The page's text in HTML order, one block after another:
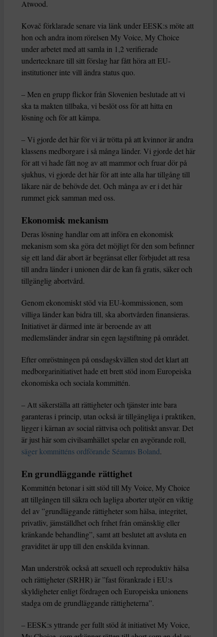
Atwood.
Kovač förklarade senare via länk under EESK:s möte att
hon och andra inom rörelsen My Voice, My Choice
under arbetet med att samla in 1,2 verifierade
undertecknare till sitt förslag har fått höra att EU-
institutioner inte vill ändra status quo.
– Men en grupp flickor från Slovenien beslutade att vi
ska ta makten tillbaka, vi beslöt oss för att hitta en
lösning och för att kämpa.
– Vi gjorde det här för vi är trötta på att kvinnor är andra
klassens medborgare i så många länder. Vi gjorde det här
för att vi hade fått nog av att mammor och fruar dör på
sjukhus, vi gjorde det här för att inte alla har tillgång till
läkare när de behövde det. Och många av er i det här
rummet gick samman med oss.
Ekonomisk mekanism
Deras lösning handlar om att införa en ekonomisk
mekanism som ska göra det möjligt för den som befinner
sig ett land där abort är begränsat eller förbjudet att resa
till andra länder i unionen där de kan få gratis, säker och
tillgänglig abortvård.
Genom ekonomiskt stöd via EU-kommissionen, som
villiga länder kan bidra till, ska abortvården finansieras.
Initiativet är därmed inte är beroende av att
medlemsländer ändrar sin egen lagstiftning på området.
Efter omröstningen på onsdagskvällen stod det klart att
medborgarinitiativet hade ett brett stöd inom Europeiska
ekonomiska och sociala kommittén.
– Att säkerställa att rättigheter och tjänster inte bara
garanteras i princip, utan också är tillgängliga i praktiken,
ligger i kärnan av social rättvisa och politiskt ansvar. Det
är just här som civilsamhället spelar en avgörande roll,
säger kommitténs ordförande Séamus Boland.
En grundläggande rättighet
Kommittén betonar i sitt stöd till My Voice, My Choice
att tillgången till säkra och lagliga aborter utgör en viktig
del av ”grundläggande rättigheter som hälsa, integritet,
privatliv, jämställdhet och frihet från omänsklig eller
kränkande behandling”, samt att beslutet att avsluta en
graviditet är upp till den enskilda kvinnan.
Man underströk också att sexuell och reproduktiv hälsa
och rättigheter (SRHR) är ”fast förankrade i EU:s
skyldigheter enligt fördragen och Europeiska unionens
stadga om de grundläggande rättigheterna”.
– EESK:s yttrande ger fullt stöd åt initiativet My Voice,